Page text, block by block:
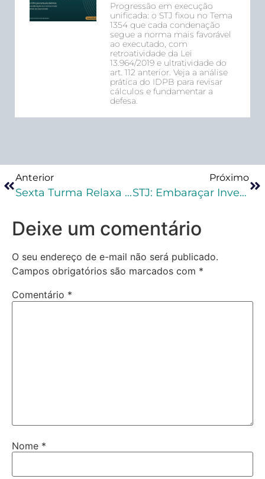
Progressão em execução
unificada: o STJ fixou no Tema
1354 que cada condenação
segue a norma mais favorável
ao executado, com
retroatividade da Lei
13.964/2019 e ultratividade do
art. 112 anterior. Veja a análise
prática do IDPB para revisar
cálculos e fundamentar a
defesa.
Anterior
Sexta Turma Relaxa Prisão De Réu Que Aguarda Julgamento Há Mais De Quatro Anos
Próximo
STJ: Embaraçar Investigação De Organização Criminosa É Crime Material E Pode Ocorrer No Inquérito Ou Na Ação
Deixe um comentário
O seu endereço de e-mail não será publicado.
Campos obrigatórios são marcados com *
Comentário *
Nome *